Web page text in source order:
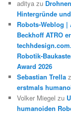
aditya zu
Hintergründe
Robots-Weblog |
Beckhoff ATRO
Robotik-
Award 2026
Sebastian Trella
erstmals
Volker Miegel zu
humanoiden